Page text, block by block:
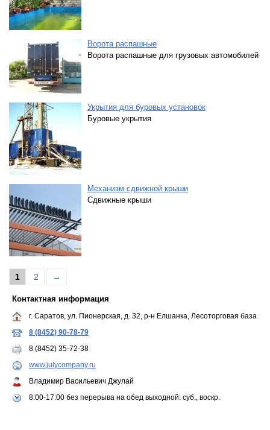
Ворота распашные
Ворота распашные для грузовых автомобилей
Укрытия для буровых установок
Буровые укрытия
Механизм сдвижной крыши
Сдвижные крыши
1 2 →
Контактная информация
г. Саратов, ул. Пионерская, д. 32, р-н Елшанка, Лесоторговая база
8 (8452) 90-78-79
8 (8452) 35-72-38
www.julycompany.ru
Владимир Васильевич Джулай
8:00-17:00 без перерыва на обед выходной: суб., воскр.